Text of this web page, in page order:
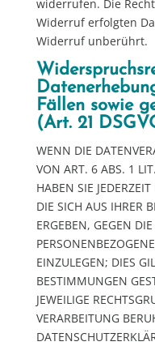
widerrufen. Die
Widerruf erfolgten
Widerruf unberührt.
Fällen sowie
(Art. 21
WENN DIE
VON ART. 6 ABS. 1
HABEN SIE
DIE SICH AUS IHRER
ERGEBEN, GEGEN
EINZULEGEN; DIES
BESTIMMUNGEN
JEWEILIGE
VERARBEITUNG